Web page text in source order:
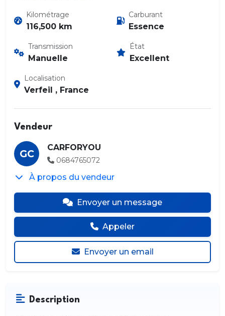
Kilométrage
116,500 km
Carburant
Essence
Transmission
Manuelle
État
Excellent
Localisation
Verfeil , France
Vendeur
GC
CARFORYOU
0684765072
À propos du vendeur
Envoyer un message
Appeler
Envoyer un email
Description